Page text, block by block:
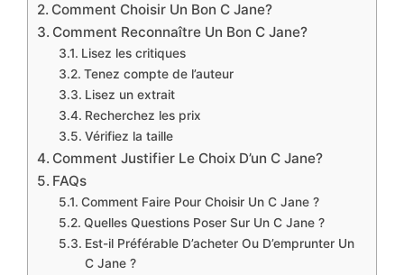
Comment Choisir Un Bon C Jane?
Comment Reconnaître Un Bon C Jane?
Lisez les critiques
Tenez compte de l’auteur
Lisez un extrait
Recherchez les prix
Vérifiez la taille
Comment Justifier Le Choix D’un C Jane?
FAQs
Comment Faire Pour Choisir Un C Jane ?
Quelles Questions Poser Sur Un C Jane ?
Est-il Préférable D’acheter Ou D’emprunter Un
C Jane ?